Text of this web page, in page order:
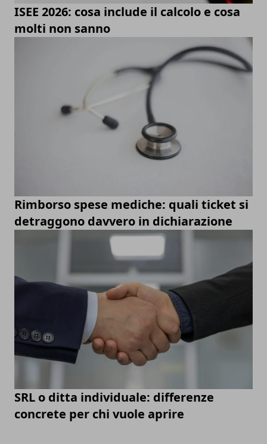
ISEE 2026: cosa include il calcolo e cosa
molti non sanno
Rimborso spese mediche: quali ticket si
detraggono davvero in dichiarazione
SRL o ditta individuale: differenze
concrete per chi vuole aprire